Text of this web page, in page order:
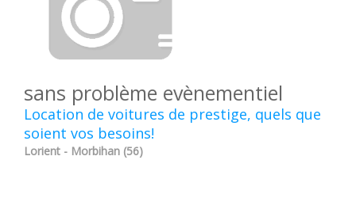
sans problème evènementiel
Location de voitures de prestige, quels que
soient vos besoins!
Lorient - Morbihan (56)